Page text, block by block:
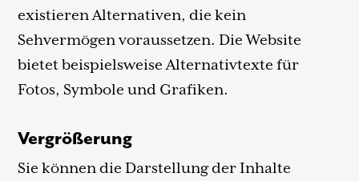
existieren Alternativen, die kein
Sehvermögen voraussetzen. Die Website
bietet beispielsweise Alternativtexte für
Fotos, Symbole und Grafiken.
Vergrößerung
Sie können die Darstellung der Inhalte